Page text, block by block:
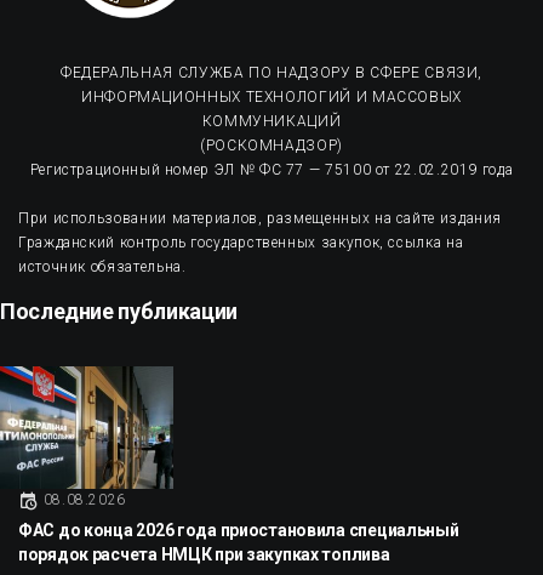
ФЕДЕРАЛЬНАЯ СЛУЖБА ПО НАДЗОРУ В СФЕРЕ СВЯЗИ,
ИНФОРМАЦИОННЫХ ТЕХНОЛОГИЙ И МАССОВЫХ
КОММУНИКАЦИЙ
(РОСКОМНАДЗОР)
Регистрационный номер ЭЛ № ФС 77 — 75100 от 22.02.2019 года
При использовании материалов, размещенных на сайте издания
Гражданский контроль государственных закупок, ссылка на
источник обязательна.
Последние публикации
08.08.2026
ФАС до конца 2026 года приостановила специальный
порядок расчета НМЦК при закупках топлива